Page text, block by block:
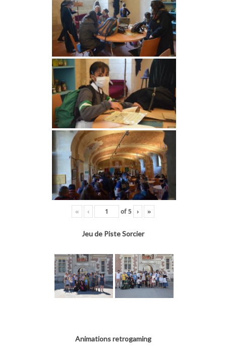
« ‹ of5 › »
Jeu de Piste Sorcier
Animations retrogaming